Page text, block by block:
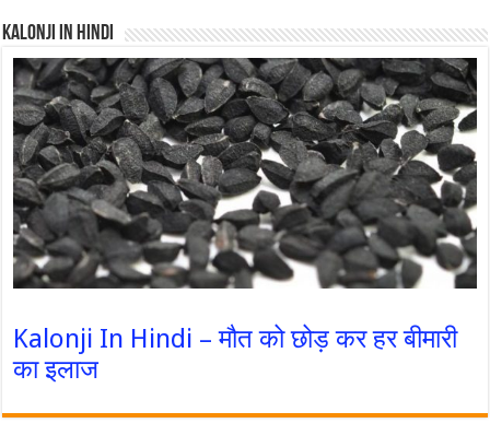
Kalonji In Hindi
Kalonji In Hindi – मौत को छोड़ कर हर बीमारी
का इलाज